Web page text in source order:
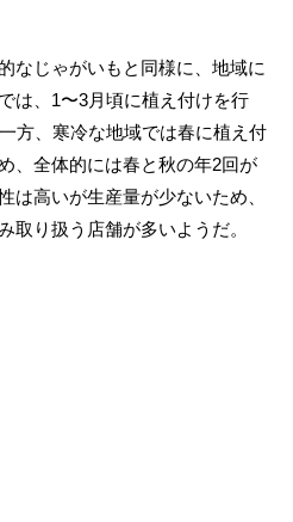
なじゃがいもと同様に、地域に
は、1〜3月頃に植え付けを行
方、寒冷な地域では春に植え付
、全体的には春と秋の年2回が
は高いが生産量が少ないため、
取り扱う店舗が多いようだ。